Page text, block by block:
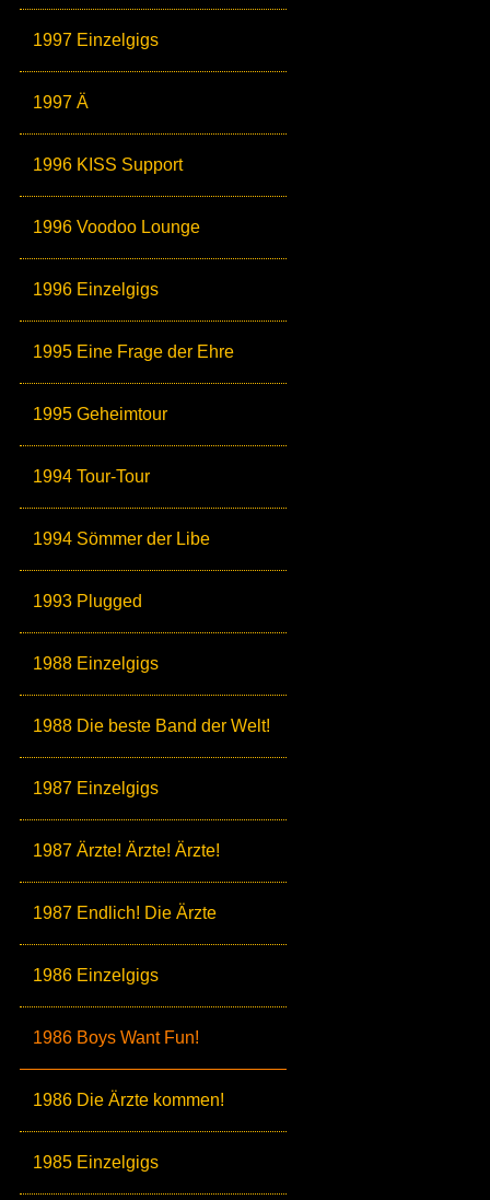
1997 Einzelgigs
1997 Ä
1996 KISS Support
1996 Voodoo Lounge
1996 Einzelgigs
1995 Eine Frage der Ehre
1995 Geheimtour
1994 Tour-Tour
1994 Sömmer der Libe
1993 Plugged
1988 Einzelgigs
1988 Die beste Band der Welt!
1987 Einzelgigs
1987 Ärzte! Ärzte! Ärzte!
1987 Endlich! Die Ärzte
1986 Einzelgigs
1986 Boys Want Fun!
1986 Die Ärzte kommen!
1985 Einzelgigs